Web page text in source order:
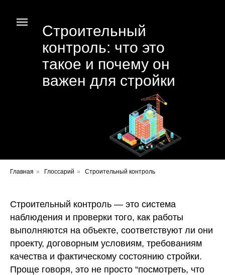
Строительный
контроль: что это
такое и почему он
важен для стройки
Главная » Глоссарий » Строительный контроль
Строительный контроль — это система
наблюдения и проверки того, как работы
выполняются на объекте, соответствуют ли они
проекту, договорным условиям, требованиям
качества и фактическому состоянию стройки.
Проще говоря, это не просто “посмотреть, что